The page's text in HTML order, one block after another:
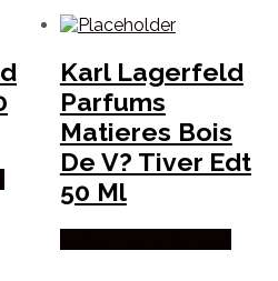
Karl Lagerfeld
Parfums
Matieres Bois
De V? Tiver Edt
50 Ml